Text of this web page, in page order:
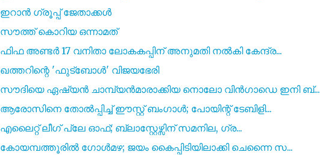
ഇറാൻ ഗ്രൂപ്പ് ജേതാക്കൾ
സൗത്ത് കൊറിയ ഒന്നാമത്
ഫിഫ അണ്ടർ 17 വനിതാ ലോകകപ്പിന് അനുമതി നൽകി കേന്ദ്ര...
ഖത്തറിന്റെ 'ഫുട്‌ബോൾ' വിജയഭേരി
സൗദിയെ ഏഷ്യൻ ചാമ്പ്യൻമാരാക്കിയ നൊലോ വിൻഗാഡെ ഇനി ബ്...
ആരോസിനെ തോൽപ്പിച്ച് ഈസ്റ്റ് ബംഗാൾ; പോയിന്റ് ടേബിളി...
എലൈറ്റ് ലീഗ് പ്ലേ ഓഫ്; ബ്ലാസ്റ്റേഴ്സിന് സമനില, ഗ്ര...
കോയമ്പത്തൂരിൽ ഗോൾമഴ; ജയം കൈപ്പിടിയിലാക്കി ചെന്നൈ സ...